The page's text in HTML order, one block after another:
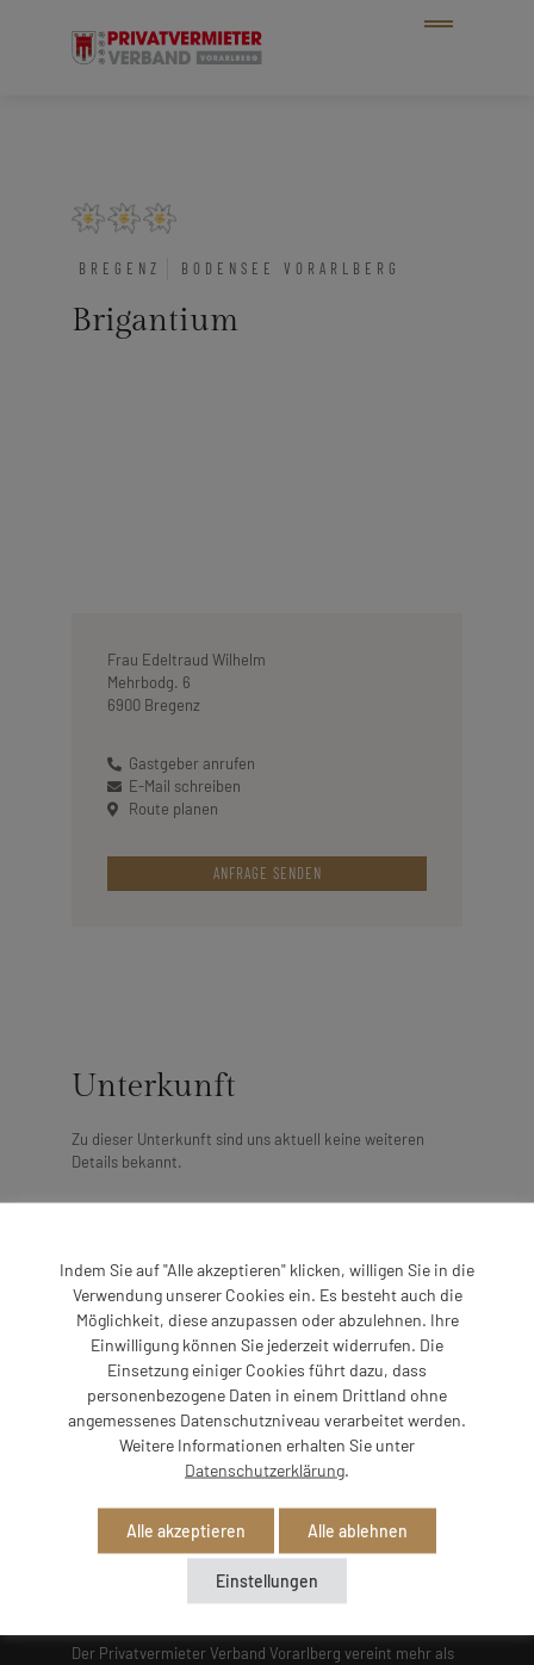
BREGENZ BODENSEE VORARLBERG
Brigantium
Frau Edeltraud Wilhelm
Mehrbodg. 6
6900 Bregenz
Gastgeber anrufen
E-Mail schreiben
Route planen
ANFRAGE SENDEN
Unterkunft
Zu dieser Unterkunft sind uns aktuell keine weiteren
Details bekannt.
Impressionen
Über uns
Der Privatvermieter Verband Vorarlberg vereint mehr als
Indem Sie auf "Alle akzeptieren" klicken, willigen Sie in die
Verwendung unserer Cookies ein. Es besteht auch die
Möglichkeit, diese anzupassen oder abzulehnen. Ihre
Einwilligung können Sie jederzeit widerrufen. Die
Einsetzung einiger Cookies führt dazu, dass
personenbezogene Daten in einem Drittland ohne
angemessenes Datenschutzniveau verarbeitet werden.
Weitere Informationen erhalten Sie unter
Datenschutzerklärung
Alle akzeptieren Alle ablehnen
Einstellungen